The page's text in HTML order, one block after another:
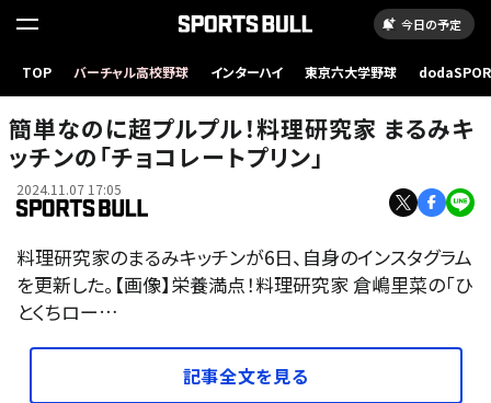
今日の予定
TOP バーチャル高校野球 インターハイ 東京六大学野球
簡単なのに超プルプル！料理研究家 まるみキ
ッチンの「チョコレートプリン」
2024.11.07 17:05
料理研究家のまるみキッチンが6日、自身のインスタグラム
を更新した。【画像】栄養満点！料理研究家 倉嶋里菜の「ひ
とくちロー…
記事全文を見る